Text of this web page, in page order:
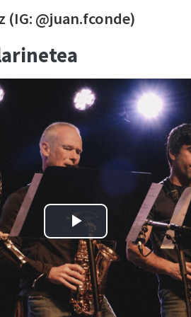
(IG: @juan.fconde)